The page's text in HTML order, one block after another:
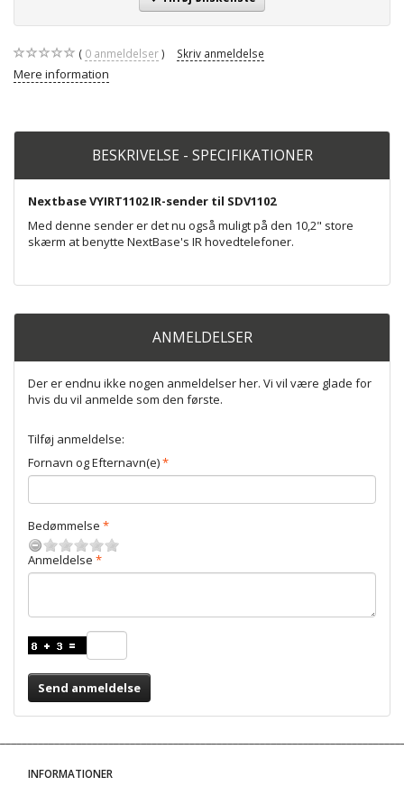
0 anmeldelser Skriv anmeldelse
Mere information
BESKRIVELSE - SPECIFIKATIONER
Nextbase VYIRT1102 IR-sender til SDV1102
Med denne sender er det nu også muligt på den 10,2" store
skærm at benytte NextBase's IR hovedtelefoner.
ANMELDELSER
Der er endnu ikke nogen anmeldelser her. Vi vil være glade for
hvis du vil anmelde som den første.
Tilføj anmeldelse:
Fornavn og Efternavn(e)
Bedømmelse
Anmeldelse
Send anmeldelse
INFORMATIONER